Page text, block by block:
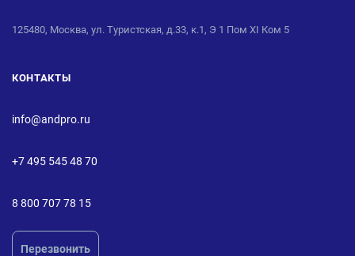
125480, Москва, ул. Туристская, д.33, к.1, Э 1 Пом XI Ком 5
КОНТАКТЫ
info@andpro.ru
+7 495 545 48 70
8 800 707 78 15
Перезвонить